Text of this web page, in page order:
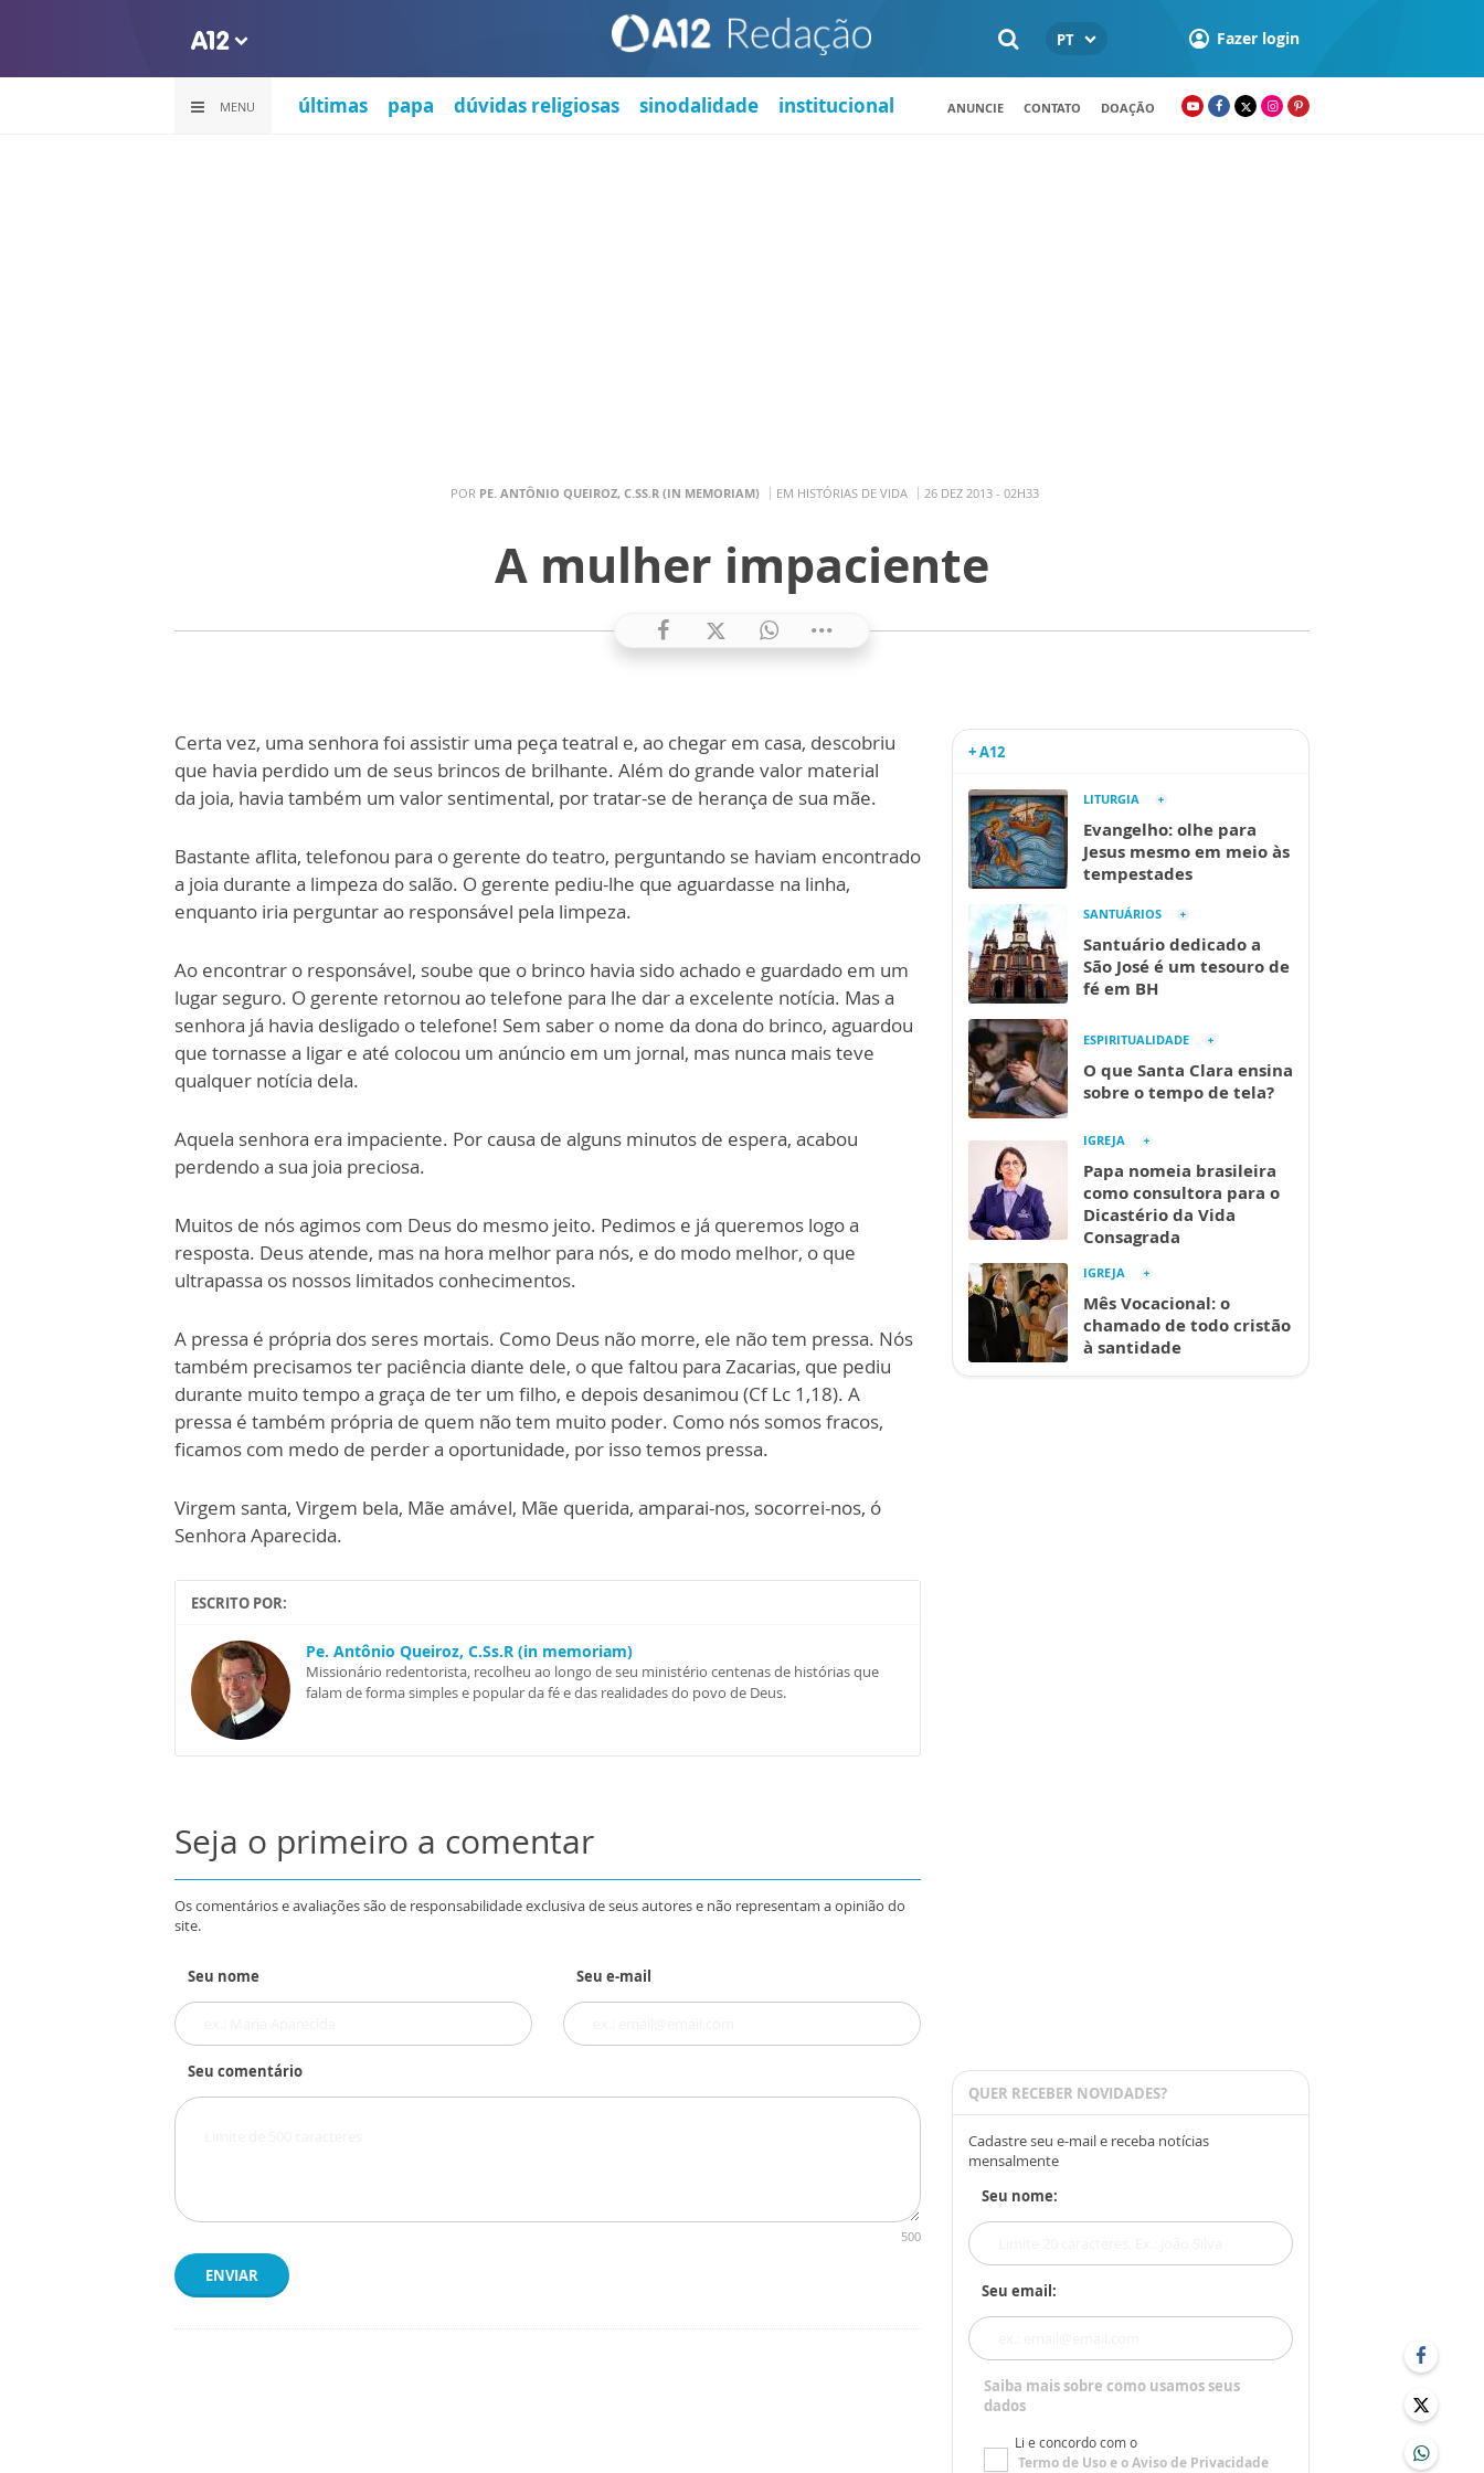
PT Fazer login
MENU últimas papa dúvidas religiosas sinodalidade institucional ANUNCIE CONTATO DOAÇÃO
POR PE. ANTÔNIO QUEIROZ, C.SS.R (IN MEMORIAM) EM HISTÓRIAS DE VIDA 26 DEZ 2013 - 02H33
A mulher impaciente
Certa vez, uma senhora foi assistir uma peça teatral e, ao chegar em casa, descobriu
que havia perdido um de seus brincos de brilhante. Além do grande valor material
da joia, havia também um valor sentimental, por tratar-se de herança de sua mãe.
Bastante aflita, telefonou para o gerente do teatro, perguntando se haviam encontrado
a joia durante a limpeza do salão. O gerente pediu-lhe que aguardasse na linha,
enquanto iria perguntar ao responsável pela limpeza.
Ao encontrar o responsável, soube que o brinco havia sido achado e guardado em um
lugar seguro. O gerente retornou ao telefone para lhe dar a excelente notícia. Mas a
senhora já havia desligado o telefone! Sem saber o nome da dona do brinco, aguardou
que tornasse a ligar e até colocou um anúncio em um jornal, mas nunca mais teve
qualquer notícia dela.
Aquela senhora era impaciente. Por causa de alguns minutos de espera, acabou
perdendo a sua joia preciosa.
Muitos de nós agimos com Deus do mesmo jeito. Pedimos e já queremos logo a
resposta. Deus atende, mas na hora melhor para nós, e do modo melhor, o que
ultrapassa os nossos limitados conhecimentos.
A pressa é própria dos seres mortais. Como Deus não morre, ele não tem pressa. Nós
também precisamos ter paciência diante dele, o que faltou para Zacarias, que pediu
durante muito tempo a graça de ter um filho, e depois desanimou (Cf Lc 1,18). A
pressa é também própria de quem não tem muito poder. Como nós somos fracos,
ficamos com medo de perder a oportunidade, por isso temos pressa.
Virgem santa, Virgem bela, Mãe amável, Mãe querida, amparai-nos, socorrei-nos, ó
Senhora Aparecida.
ESCRITO POR:
Pe. Antônio Queiroz, C.Ss.R (in memoriam)
Missionário redentorista, recolheu ao longo de seu ministério centenas de histórias que
falam de forma simples e popular da fé e das realidades do povo de Deus.
Seja o primeiro a comentar
Os comentários e avaliações são de responsabilidade exclusiva de seus autores e não representam a opinião do
site.
Seu nome Seu e-mail
Seu comentário
500
ENVIAR
+ A12
LITURGIA
Evangelho: olhe para
Jesus mesmo em meio às
tempestades
SANTUÁRIOS
Santuário dedicado a
São José é um tesouro de
fé em BH
ESPIRITUALIDADE
O que Santa Clara ensina
sobre o tempo de tela?
IGREJA
Papa nomeia brasileira
como consultora para o
Dicastério da Vida
Consagrada
IGREJA
Mês Vocacional: o
chamado de todo cristão
à santidade
QUER RECEBER NOVIDADES?
Cadastre seu e-mail e receba notícias
mensalmente
Seu nome:
Seu email:
Saiba mais sobre como usamos seus
dados
Li e concordo com o
Termo de Usoe oAviso de Privacidade